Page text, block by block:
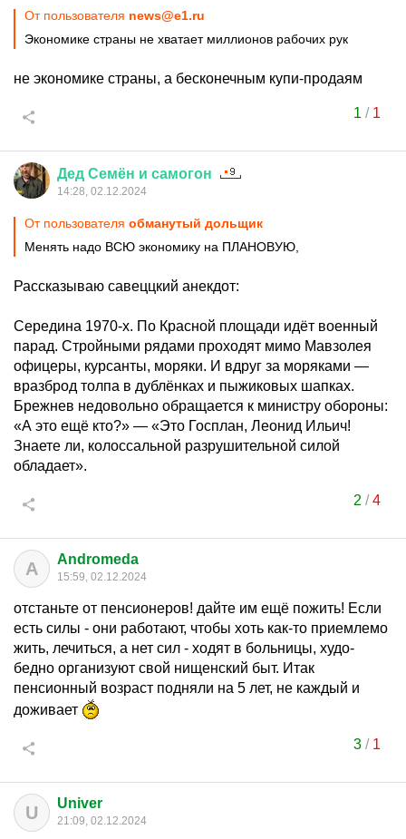
От пользователя news@e1.ru
Экономике страны не хватает миллионов рабочих рук
не экономике страны, а бесконечным купи-продаям
1 / 1
Дед Семён и самогон
14:28, 02.12.2024
От пользователя обманутый дольщик
Менять надо ВСЮ экономику на ПЛАНОВУЮ,
Рассказываю савеццкий анекдот:
Середина 1970-х. По Красной площади идёт военный
парад. Стройными рядами проходят мимо Мавзолея
офицеры, курсанты, моряки. И вдруг за моряками —
вразброд толпа в дублёнках и пыжиковых шапках.
Брежнев недовольно обращается к министру обороны:
«А это ещё кто?» — «Это Госплан, Леонид Ильич!
Знаете ли, колоссальной разрушительной силой
обладает».
2 /4
A Andromeda
15:59, 02.12.2024
отстаньте от пенсионеров! дайте им ещё пожить! Если
есть силы - они работают, чтобы хоть как-то приемлемо
жить, лечиться, а нет сил - ходят в больницы, худо-
бедно организуют свой нищенский быт. Итак
пенсионный возраст подняли на 5 лет, не каждый и
доживает
3/ 1
U Univer
21:09, 02.12.2024